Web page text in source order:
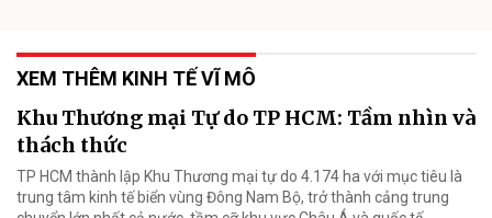
XEM THÊM KINH TẾ VĨ MÔ
Khu Thương mại Tự do TP HCM: Tầm nhìn và
thách thức
TP HCM thành lập Khu Thương mại tự do 4.174 ha với mục tiêu là
trung tâm kinh tế biển vùng Đông Nam Bộ, trở thành cảng trung